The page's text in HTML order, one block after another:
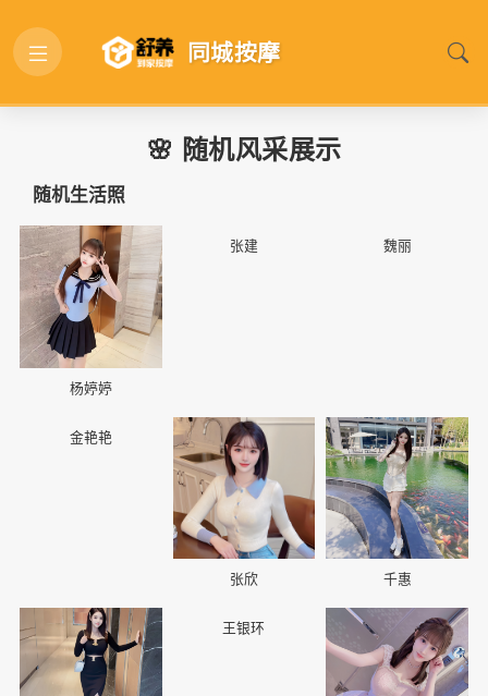
同城按摩
🌸 随机风采展示
随机生活照
📷
杨婷婷
张建 魏丽
金艳艳 📷
张欣
📷
千惠
📷 王银环 📷